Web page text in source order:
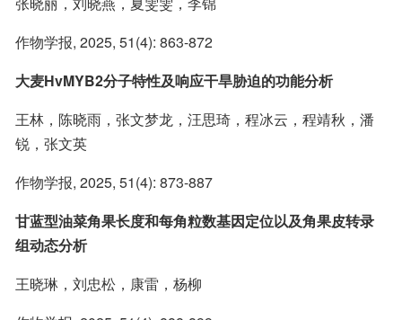
作物学报, 2025, 51(4): 863-872
大麦HvMYB2分子特性及响应干旱胁迫的功能分析
王林，陈晓雨，张文梦龙，汪思琦，程冰云，程靖秋，潘
锐，张文英
作物学报, 2025, 51(4): 873-887
甘蓝型油菜角果长度和每角粒数基因定位以及角果皮转录
组动态分析
王晓琳，刘忠松，康雷，杨柳